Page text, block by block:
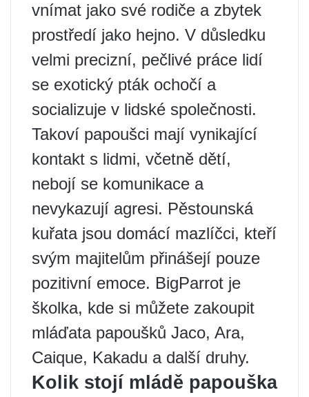
vnímat jako své rodiče a zbytek
prostředí jako hejno. V důsledku
velmi precizní, pečlivé práce lidí
se exotický pták ochočí a
socializuje v lidské společnosti.
Takoví papoušci mají vynikající
kontakt s lidmi, včetně dětí,
nebojí se komunikace a
nevykazují agresi. Pěstounská
kuřata jsou domácí mazlíčci, kteří
svým majitelům přinášejí pouze
pozitivní emoce. BigParrot je
školka, kde si můžete zakoupit
mláďata papoušků Jaco, Ara,
Caique, Kakadu a další druhy.
Kolik stojí mládě papouška